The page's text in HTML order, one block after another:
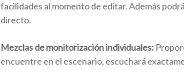
facilidades al momento de editar. Además
directo.
Mezclas de monitorización individuales:
encuentre en el escenario, escuchará